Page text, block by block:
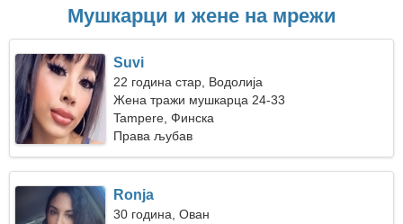
Мушкарци и жене на мрежи
Suvi
22 година стар, Водолија
Жена тражи мушкарца 24-33
Tampere, Финска
Права љубав
Ronja
30 година, Ован